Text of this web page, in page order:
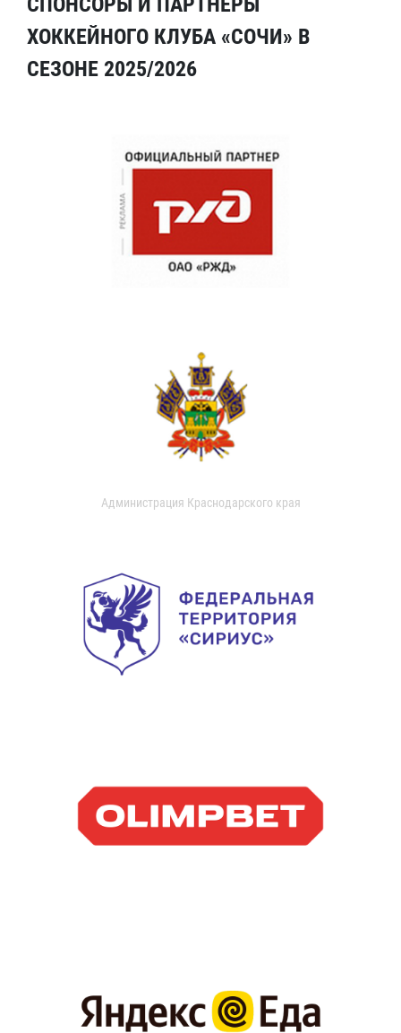
ХОККЕЙНОГО КЛУБА «СОЧИ» В
СЕЗОНЕ 2025/2026
Администрация Краснодарского края